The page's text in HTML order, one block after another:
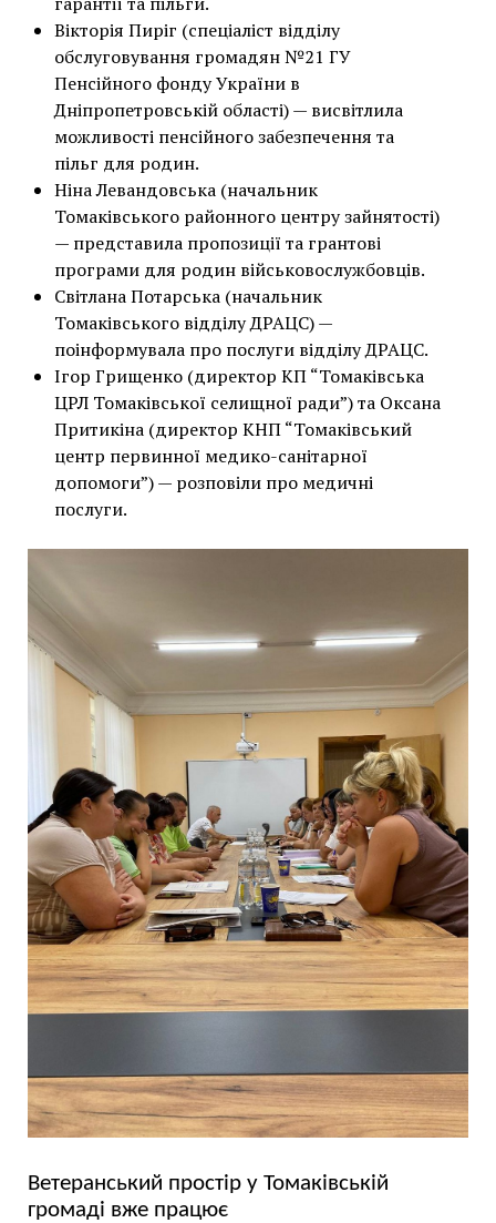
Вікторія Пиріг (спеціаліст відділу
обслуговування громадян №21 ГУ
Пенсійного фонду України в
Дніпропетровській області) — висвітлила
можливості пенсійного забезпечення та
пільг для родин.
Ніна Левандовська (начальник
Томаківського районного центру зайнятості)
— представила пропозиції та грантові
програми для родин військовослужбовців.
Світлана Потарська (начальник
Томаківського відділу ДРАЦС) —
поінформувала про послуги відділу ДРАЦС.
Ігор Грищенко (директор КП “Томаківська
ЦРЛ Томаківської селищної ради”) та Оксана
Притикіна (директор КНП “Томаківський
центр первинної медико-санітарної
допомоги”) — розповіли про медичні
послуги.
Ветеранський простір у Томаківській
громаді вже працює